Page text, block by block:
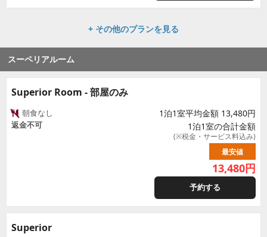
+ その他のプランを見る
スーペリアルーム
Superior Room - 部屋のみ
朝食なし
返金不可
1泊1室平均金額 13,480円
1泊1室の合計金額
(※税金・サービス料込み)
最安値
13,480円
予約する
Superior